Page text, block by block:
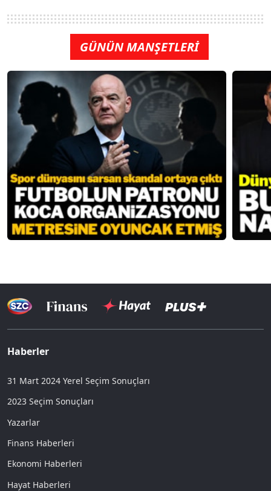
GÜNÜN MANŞETLERİ
Haberler
31 Mart 2024 Yerel Seçim Sonuçları
2023 Seçim Sonuçları
Yazarlar
Finans Haberleri
Ekonomi Haberleri
Hayat Haberleri